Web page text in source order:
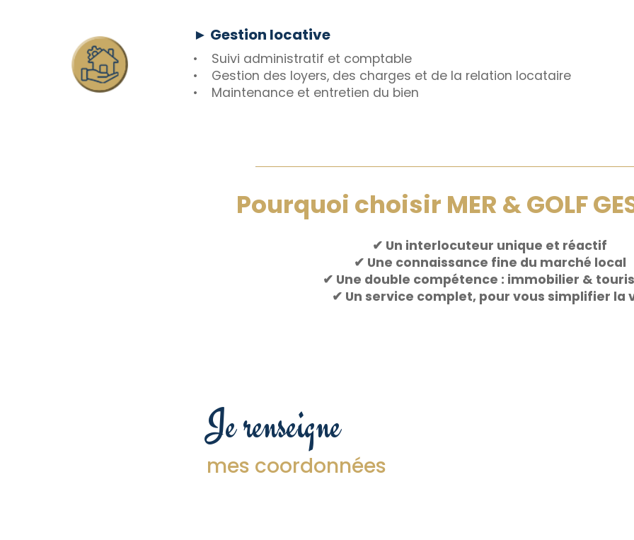
► Gestion locative
• Suivi administratif et comptable
• Gestion des loyers, des charges et de la relation locataire
• Maintenance et entretien du bien
Pourquoi choisir MER & GOLF
✔ Un interlocuteur unique et réactif
✔ Une connaissance fine du marché local
✔ Une double compétence : immobilier &
✔ Un service complet, pour vous simplifier la
Je renseigne
mes coordonnées